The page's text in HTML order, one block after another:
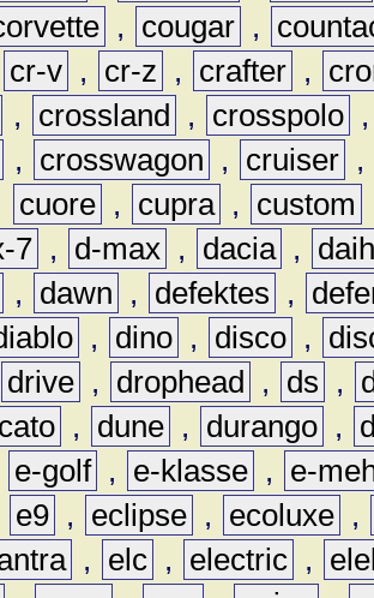
, cougar ,
cr-v , cr-z , crafter ,
, crossland , crosspolo
, crosswagon , cruiser ,
cuore , cupra , custom
7 , d-max , dacia ,
, dawn , defektes ,
, dino , disco ,
drive , drophead , ds ,
, dune , durango ,
e-golf , e-klasse ,
e-
e9 , eclipse , ecoluxe ,
, elc , electric ,